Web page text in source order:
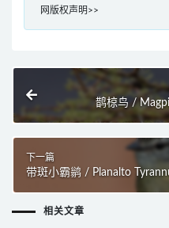
网版权声明>>
鹊椋鸟 /
下一篇
带斑小霸鹟 / Planalto
相关文章